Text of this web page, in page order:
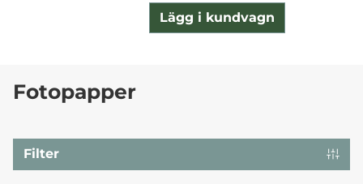
Lägg i kundvagn
Fotopapper
Filter